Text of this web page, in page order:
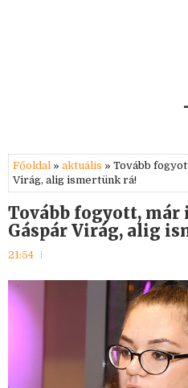
-
Főoldal » aktuális » Tovább
Virág, alig ismertünk rá!
Tovább fogyott, már
Gáspár Virág, alig
21:54